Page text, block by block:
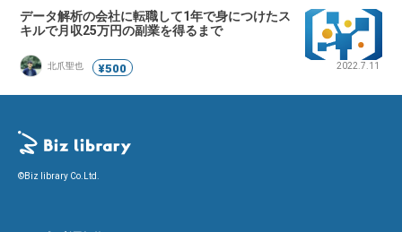
データ解析の会社に転職して1年で身につけたス
キルで月収25万円の副業を得るまで
北爪聖也 ¥500 2022.7.11
©Biz library Co.Ltd.